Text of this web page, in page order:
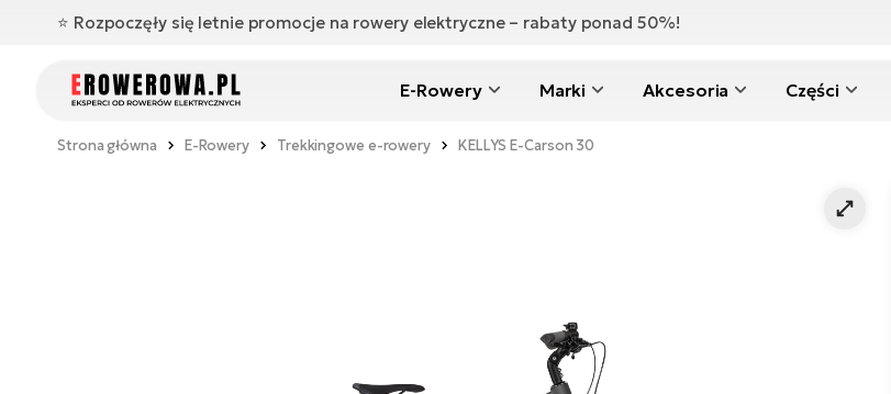
⭐️ Rozpoczęły się letnie promocje na rowery elektryczne – rabaty ponad 50%!
E-Rowery Marki Akcesoria Części
Strona główna E-Rowery Trekkingowe e-rowery KELLYS E-Carson 30